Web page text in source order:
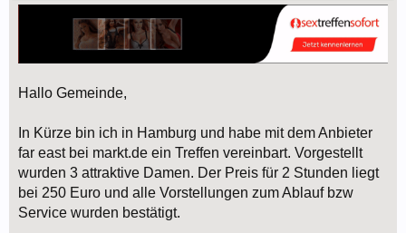
Hallo Gemeinde,
In Kürze bin ich in Hamburg und habe mit dem Anbieter
far east bei markt.de ein Treffen vereinbart. Vorgestellt
wurden 3 attraktive Damen. Der Preis für 2 Stunden liegt
bei 250 Euro und alle Vorstellungen zum Ablauf bzw
Service wurden bestätigt.